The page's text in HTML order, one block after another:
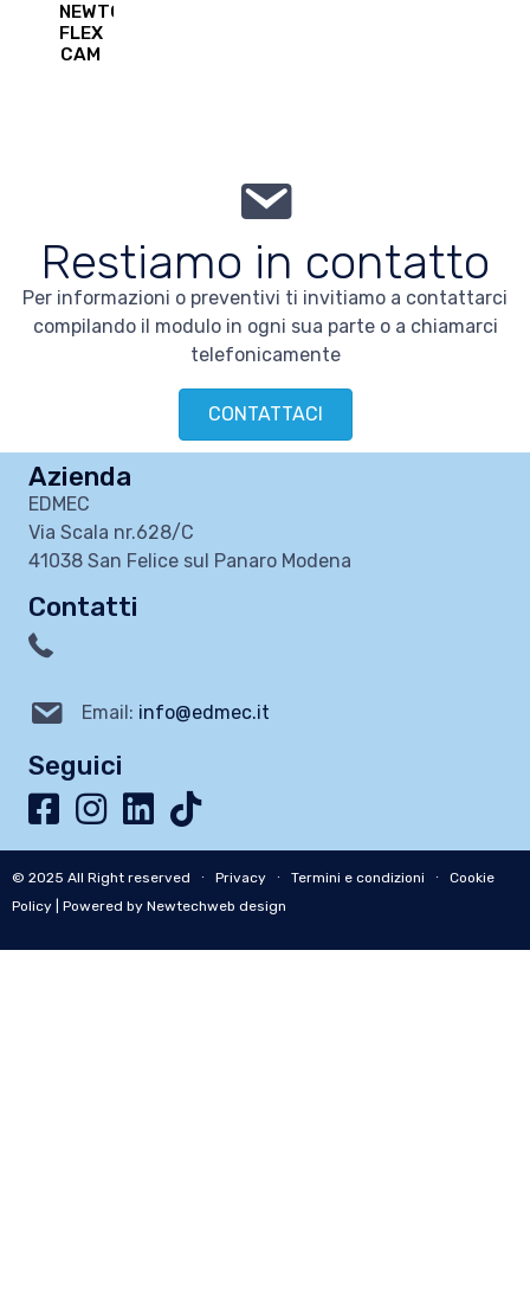
NEWTON
FLEX
CAM
Restiamo in contatto
Per informazioni o preventivi ti invitiamo a contattarci
compilando il modulo in ogni sua parte o a chiamarci
telefonicamente
CONTATTACI
Azienda
EDMEC
Via Scala nr.628/C
41038 San Felice sul Panaro Modena
Contatti
Email: info@edmec.it
Seguici
© 2025 All Right reserved ∙ Privacy ∙ Termini e condizioni ∙ Cookie
Policy | Powered by Newtechweb design